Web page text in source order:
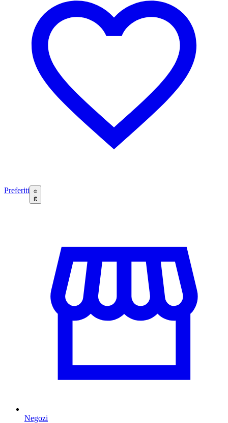
Preferiti
it
Negozi